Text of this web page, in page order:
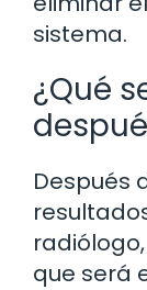
sistema.
¿Qué
Después
que será